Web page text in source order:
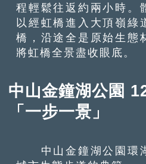
程輕鬆往返約兩小時。
以經虹橋進入大頂嶺綠
橋，沿途全是原始生態
將虹橋全景盡收眼底。
中山金鐘湖公園
「一步一景」
中山金鐘湖公園環